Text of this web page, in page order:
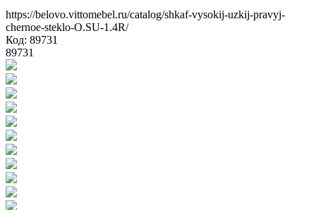
https://belovo.vittomebel.ru/catalog/shkaf-vysokij-uzkij-pravyj-
chernoe-steklo-O.SU-1.4R/
Код: 89731
89731